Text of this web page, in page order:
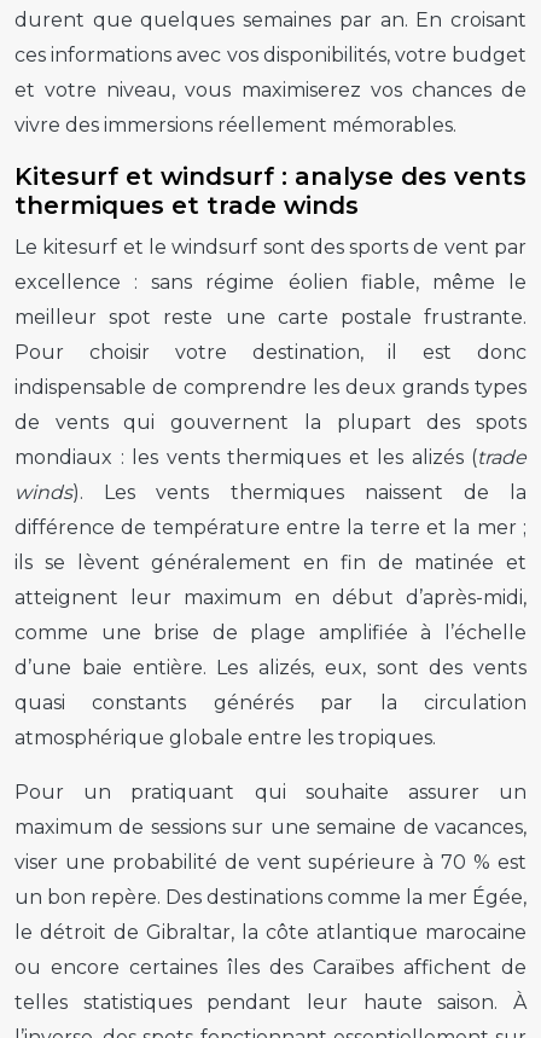
durent que quelques semaines par an. En croisant
ces informations avec vos disponibilités, votre budget
et votre niveau, vous maximiserez vos chances de
vivre des immersions réellement mémorables.
Kitesurf et windsurf : analyse des vents
thermiques et trade winds
Le kitesurf et le windsurf sont des sports de vent par
excellence : sans régime éolien fiable, même le
meilleur spot reste une carte postale frustrante.
Pour choisir votre destination, il est donc
indispensable de comprendre les deux grands types
de vents qui gouvernent la plupart des spots
mondiaux : les vents thermiques et les alizés (trade
winds). Les vents thermiques naissent de la
différence de température entre la terre et la mer ;
ils se lèvent généralement en fin de matinée et
atteignent leur maximum en début d’après-midi,
comme une brise de plage amplifiée à l’échelle
d’une baie entière. Les alizés, eux, sont des vents
quasi constants générés par la circulation
atmosphérique globale entre les tropiques.
Pour un pratiquant qui souhaite assurer un
maximum de sessions sur une semaine de vacances,
viser une probabilité de vent supérieure à 70 % est
un bon repère. Des destinations comme la mer Égée,
le détroit de Gibraltar, la côte atlantique marocaine
ou encore certaines îles des Caraïbes affichent de
telles statistiques pendant leur haute saison. À